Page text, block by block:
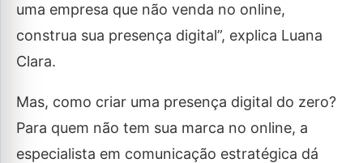
uma empresa que não venda no online,
construa sua presença digital”, explica Luana
Clara.
Mas, como criar uma presença digital do zero?
Para quem não tem sua marca no online, a
especialista em comunicação estratégica dá